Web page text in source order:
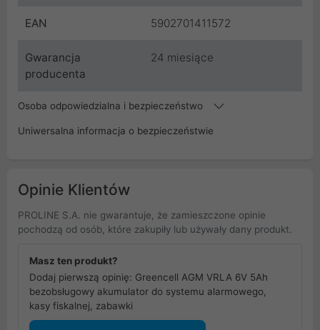
EAN 5902701411572
Gwarancja
producenta
24 miesiące
Osoba odpowiedzialna i bezpieczeństwo
Uniwersalna informacja o bezpieczeństwie
Opinie Klientów
PROLINE S.A. nie gwarantuje, że zamieszczone opinie
pochodzą od osób, które zakupiły lub używały dany produkt.
Masz ten produkt?
Dodaj pierwszą opinię: Greencell AGM VRLA 6V 5Ah
bezobsługowy akumulator do systemu alarmowego,
kasy fiskalnej, zabawki